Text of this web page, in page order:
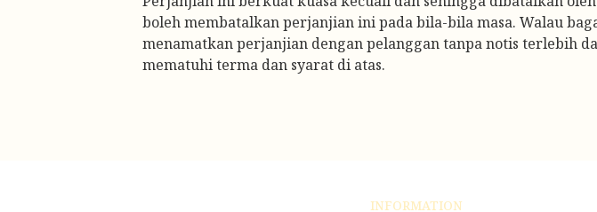
boleh membatalkan perjanjian ini pada bila-bila masa. Walau
menamatkan perjanjian dengan pelanggan tanpa notis terlebih
mematuhi terma dan syarat di atas.
INFORMATION